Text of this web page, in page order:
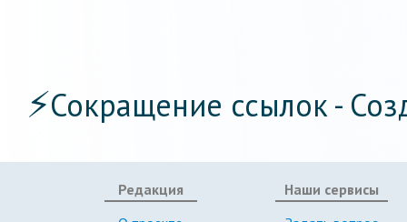
⚡Сокращение ссылок -
Редакция
Наши сервисы